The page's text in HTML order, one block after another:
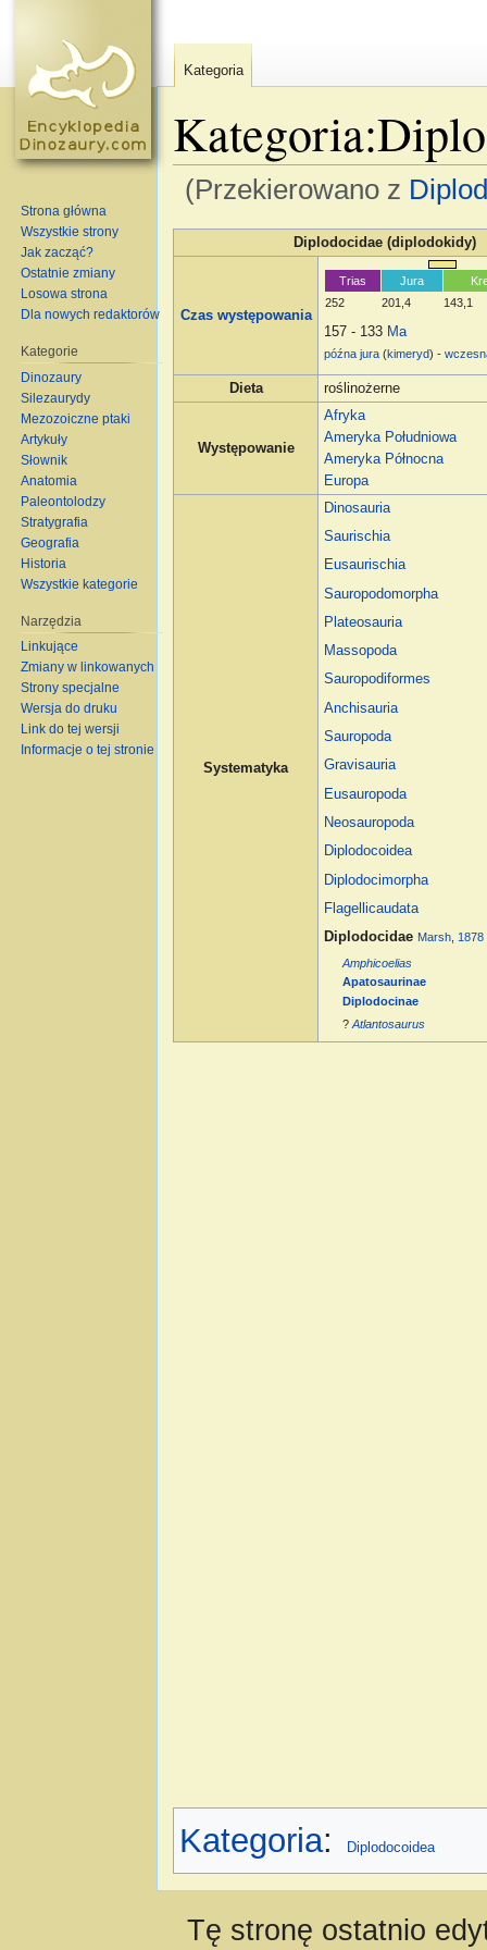
(Przekierowano z
Diplodocidae (diplodokidy)
Czas występowania
Trias
252
Jura
201,4
143,1
157 - 133 Ma
późna jura (kimeryd) -
Dieta roślinożerne
Występowanie
Afryka
Ameryka Południowa
Ameryka Północna
Europa
Systematyka
Dinosauria
Saurischia
Eusaurischia
Sauropodomorpha
Plateosauria
Massopoda
Sauropodiformes
Anchisauria
Sauropoda
Gravisauria
Eusauropoda
Neosauropoda
Diplodocoidea
Diplodocimorpha
Flagellicaudata
Diplodocidae Marsh 1878
Amphicoelias
Apatosaurinae
Diplodocinae
?Atlantosaurus
Kategoria: Diplodocoidea
Kategoria
Strona główna
Wszystkie strony
Jak zacząć?
Ostatnie zmiany
Losowa strona
Dla nowych redaktorów
Kategorie
Dinozaury
Silezaurydy
Mezozoiczne ptaki
Artykuły
Słownik
Anatomia
Paleontolodzy
Stratygrafia
Geografia
Historia
Wszystkie kategorie
Narzędzia
Linkujące
Zmiany w linkowanych
Strony specjalne
Wersja do druku
Link do tej wersji
Informacje o tej stronie
Tę stronę ostatnio